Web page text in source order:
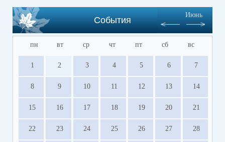
События
Июнь
пн вт ср чт пт сб вс
1 2 3 4 5 6 7
8 9 10 11 12 13 14
15 16 17 18 19 20 21
22 23 24 25 26 27 28